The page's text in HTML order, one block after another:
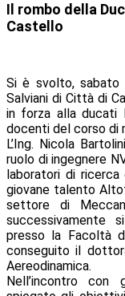
Il rombo della
Castello
Si è svolto, sabato
Salviani di Città di
in forza alla
docenti del corso di
L’Ing. Nicola
ruolo di ingegnere
laboratori di
giovane talento
settore di
successivamente
presso la Facoltà
conseguito il
Aereodinamica.
Nell’incontro con